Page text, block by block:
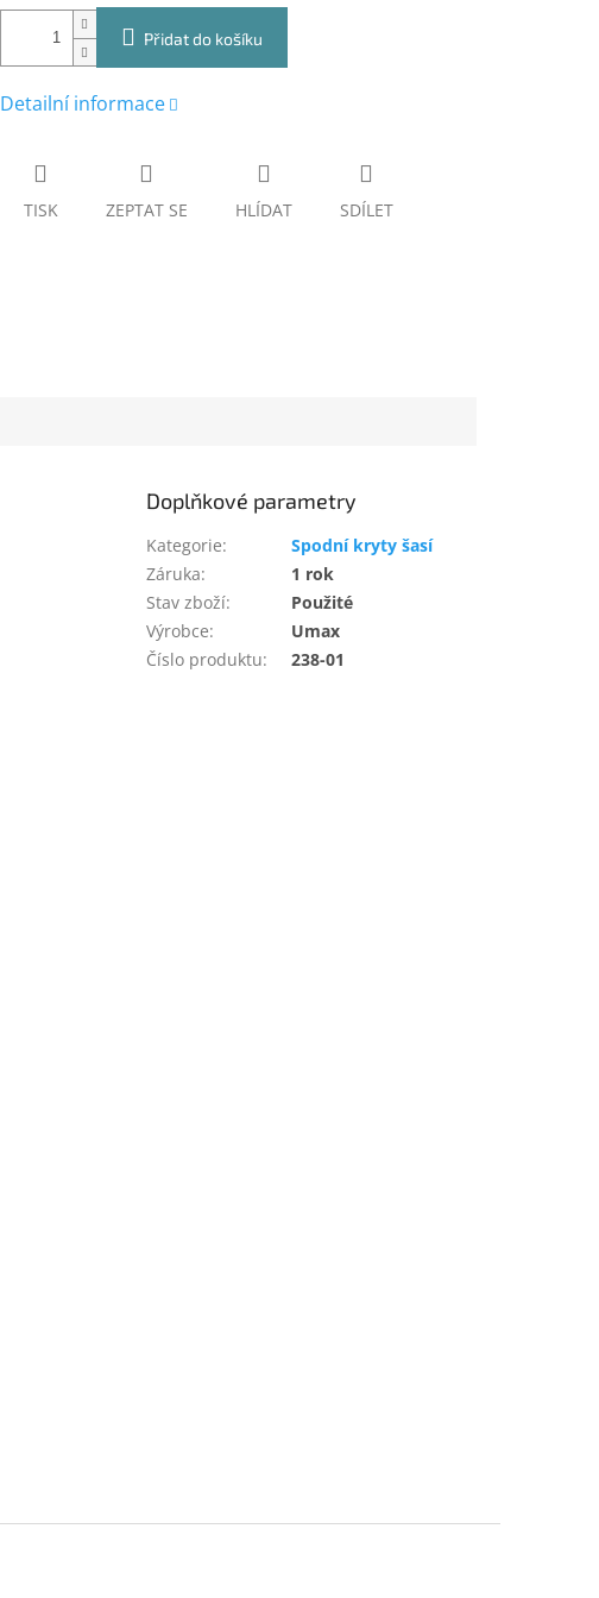
Přidat do košíku
Detailní informace
TISK ZEPTAT SE HLÍDAT SDÍLET
Doplňkové parametry
Kategorie:
Spodní kryty šasí
Záruka:
1 rok
Stav zboží:
Použité
Výrobce:
Umax
Číslo produktu: 238-01